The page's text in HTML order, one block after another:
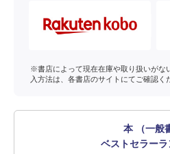
※書店によって現在在庫や取り扱いがな
入方法は、各書店のサイトにてご確認く
本 （一般
ベストセラー